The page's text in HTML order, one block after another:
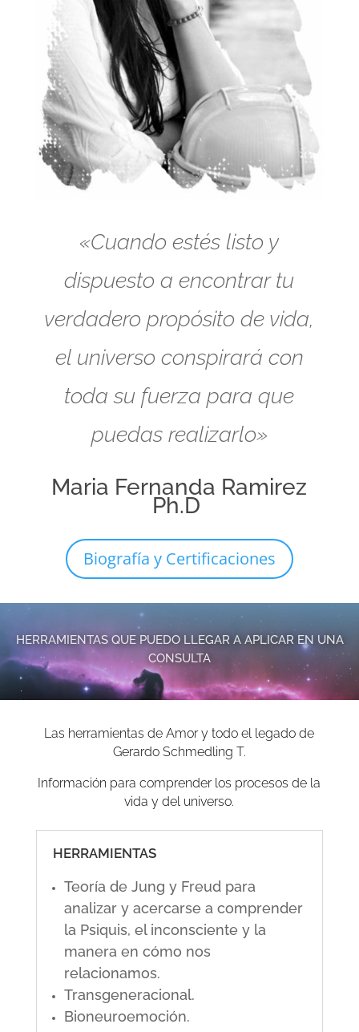
«Cuando estés listo y
dispuesto a encontrar tu
verdadero propósito de vida,
el universo conspirará con
toda su fuerza para que
puedas realizarlo»
Maria Fernanda Ramirez
Ph.D
Biografía y Certificaciones
HERRAMIENTAS QUE PUEDO LLEGAR A APLICAR EN UNA
CONSULTA
Las herramientas de Amor y todo el legado de
Gerardo Schmedling T.
Información para comprender los procesos de la
vida y del universo.
HERRAMIENTAS
Teoría de Jung y Freud para
analizar y acercarse a comprender
la Psiquis, el inconsciente y la
manera en cómo nos
relacionamos.
Transgeneracional.
Bioneuroemoción.